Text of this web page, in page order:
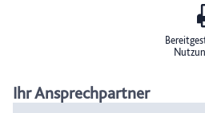
Ihr Ansprechpartner